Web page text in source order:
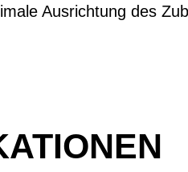
Ausrichtung des